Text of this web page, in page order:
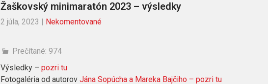
Žaškovský minimaratón 2023 – výsledky
2 júla, 2023 Nekomentované
Prečítané: 974
Výsledky – pozri tu
Fotogaléria od autorov Jána Sopúcha a Mareka Bajčiho – pozri tu